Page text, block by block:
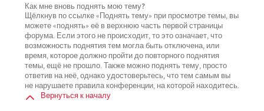
Как мне вновь поднять мою тему?
Щёлкнув по ссылке «Поднять тему» при просмотре темы, вы
можете «поднять» её в верхнюю часть первой страницы
форума. Если этого не происходит, то это означает, что
возможность поднятия тем могла быть отключена, или
время, которое должно пройти до повторного поднятия
темы, ещё не прошло. Также можно поднять тему, просто
ответив на неё, однако удостоверьтесь, что тем самым вы
не нарушаете правила конференции, на которой находитесь.
Вернуться к началу